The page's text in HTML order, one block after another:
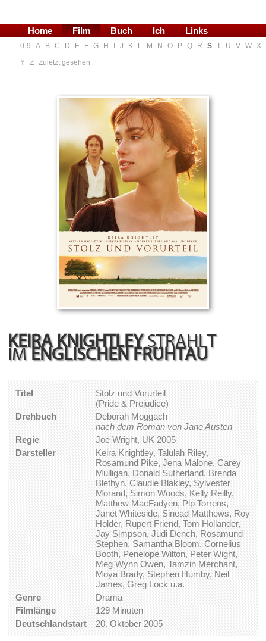
Home Film Buch Ich Links
0-9 A B C D E F G H J K L M N O P Q R S T U V W X
Y Z Zuletzt gesehen
KEIRA KNIGHTLEYSTRAHLT
IM ENGLISCHEN FRÜHTAU
Titel
Stolz und Vorurteil
(Pride & Prejudice)
Drehbuch
Deborah Moggach
nach dem Roman von Jane Austen
Regie
Joe Wright, UK 2005
Darsteller
Keira Knightley, Talulah Riley,
Rosamund Pike, Jena Malone, Carey
Mulligan, Donald Sutherland, Brenda
Blethyn, Claudie Blakley, Sylvester
Morand, Simon Woods, Kelly Reilly,
Matthew MacFadyen, Pip Torrens,
Janet Whiteside, Sinead Matthews, Roy
Holder, Rupert Friend, Tom Hollander,
Jay Simpson, Judi Dench, Rosamund
Stephen, Samantha Bloom, Cornelius
Booth, Penelope Wilton, Peter Wight,
Meg Wynn Owen, Tamzin Merchant,
Moya Brady, Stephen Humby, Neil
James, Greg Lock u.a.
Genre
Drama
Filmlänge
129 Minuten
Deutschlandstart
20. Oktober 2005